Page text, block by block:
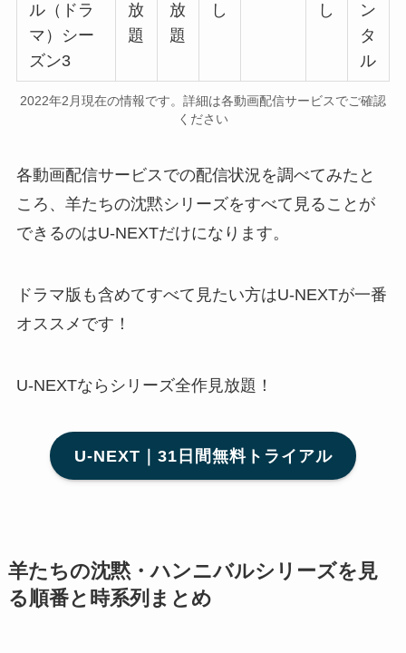
ル（ドラ
マ）シー
ズン3
放
題
放
題
し
し
ン
タ
ル
2022年2月現在の情報です。詳細は各動画配信サービスでご確認
ください
各動画配信サービスでの配信状況を調べてみたと
ころ、羊たちの沈黙シリーズをすべて見ることが
できるのはU-NEXTだけになります。
ドラマ版も含めてすべて見たい方はU-NEXTが一番
オススメです！
U-NEXTならシリーズ全作見放題！
U-NEXT｜31日間無料トライアル
羊たちの沈黙・ハンニバルシリーズを見
る順番と時系列まとめ